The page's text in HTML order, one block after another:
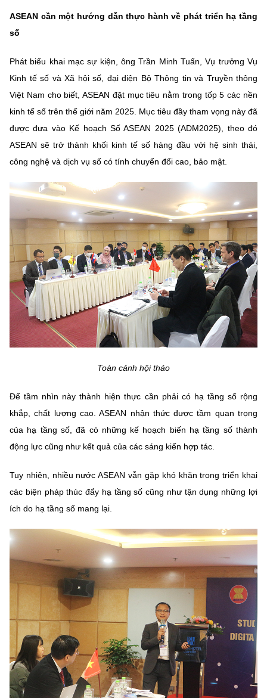
Tiêu chuẩn, đo lường, chất lượng
Tin tổng hợp
Tin địa phương
Khoa học và Công nghệ
Chuyển đổi số
Bưu chính, Viễn thông
Sở hữu trí tuệ
Tiêu chuẩn, đo lường, chất lượng
Năng lượng nguyên tử
Multimedia
Khác
Videos
Infographic
Ảnh
Nhiệm vụ trọng tâm
Chọn ngôn ngữ
Vietnamese English
BỘ KHOA HỌC VÀ CÔNG NGHỆ
MINISTRY OF SCIENCE AND TECHNOLOGY
Điều khoản sử dụng Theo dõi MST: Góp ý
Chịu trách nhiệm nội dung: Nguyễn Thị Hải Hằng
Giám đốc Trung tâm Truyền thông Khoa học và Công nghệ.
Liên hệ
Điện thoại: 024 3936 9506
©2026 Bản quyền thuộc Bộ Khoa Học và Công Nghệ
(Ghi rõ nguồn "https://mst.gov.vn" khi phát hành lại thông tin từ
website này)
ASEAN cần một hướng dẫn thực hành về phát triển hạ tầng
số
Phát biểu khai mạc sự kiện, ông Trần Minh Tuấn, Vụ trưởng Vụ
Kinh tế số và Xã hội số, đại diện Bộ Thông tin và Truyền thông
Việt Nam cho biết, ASEAN đặt mục tiêu nằm trong tốp 5 các nền
kinh tế số trên thế giới năm 2025. Mục tiêu đầy tham vọng này đã
được đưa vào Kế hoạch Số ASEAN 2025 (ADM2025), theo đó
ASEAN sẽ trở thành khối kinh tế số hàng đầu với hệ sinh thái,
công nghệ và dịch vụ số có tính chuyển đổi cao, bảo mật.
Toàn cảnh hội thảo
Để tầm nhìn này thành hiện thực cần phải có hạ tầng số rộng
khắp, chất lượng cao. ASEAN nhận thức được tầm quan trọng
của hạ tầng số, đã có những kế hoạch biến hạ tầng số thành
động lực cũng như kết quả của các sáng kiến hợp tác.
Tuy nhiên, nhiều nước ASEAN vẫn gặp khó khăn trong triển khai
các biện pháp thúc đẩy hạ tầng số cũng như tận dụng những lợi
ích do hạ tầng số mang lại.